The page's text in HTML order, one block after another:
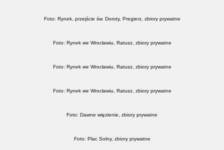
Foto: Rynek, przejście św. Doroty, Pregierz, zbiory prywatne
Foto: Rynek we Wrocławiu, Ratusz, zbiory prywatne
Foto: Rynek we Wrocławiu, Ratusz, zbiory prywatne
Foto: Rynek we Wrocławiu, Ratusz, zbiory prywatne
Foto: Dawne więzienie, zbiory prywatne
Foto: Plac Solny, zbiory prywatne